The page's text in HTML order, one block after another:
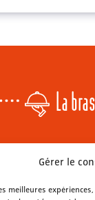
Gérer le
meilleures
La
Mardi &
Jeudi: